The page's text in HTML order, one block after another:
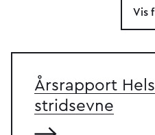
Vis
Årsrapport
stridsevne